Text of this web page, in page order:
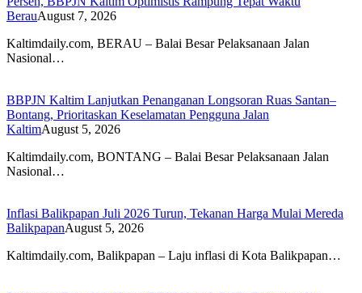
BerauAugust 7, 2026
Kaltimdaily.com, BERAU – Balai Besar Pelaksanaan Jalan
Nasional…
BBPJN Kaltim Lanjutkan Penanganan Longsoran Ruas Santan–
Bontang, Prioritaskan Keselamatan Pengguna Jalan
KaltimAugust 5, 2026
Kaltimdaily.com, BONTANG – Balai Besar Pelaksanaan Jalan
Nasional…
Inflasi Balikpapan Juli 2026 Turun, Tekanan Harga Mulai Mereda
BalikpapanAugust 5, 2026
Kaltimdaily.com, Balikpapan – Laju inflasi di Kota Balikpapan…